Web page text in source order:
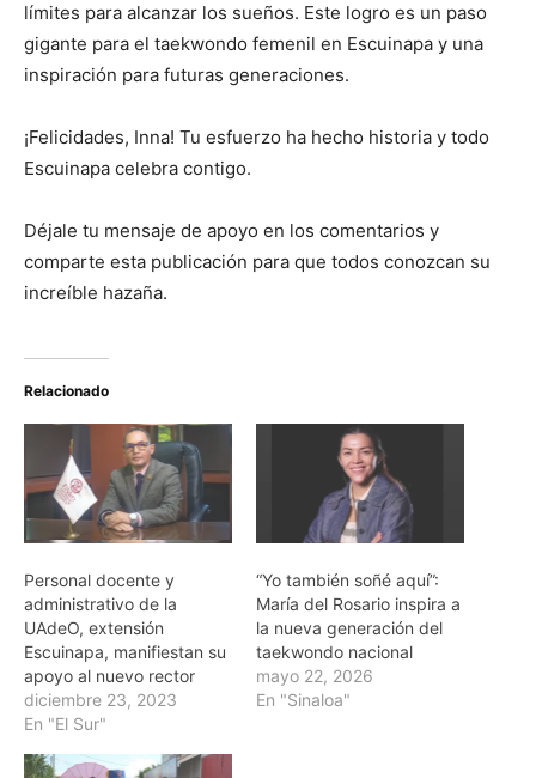
límites para alcanzar los sueños. Este logro es un paso
gigante para el taekwondo femenil en Escuinapa y una
inspiración para futuras generaciones.
¡Felicidades, Inna! Tu esfuerzo ha hecho historia y todo
Escuinapa celebra contigo.
Déjale tu mensaje de apoyo en los comentarios y
comparte esta publicación para que todos conozcan su
increíble hazaña.
Relacionado
Personal docente y
administrativo de la
UAdeO, extensión
Escuinapa, manifiestan su
apoyo al nuevo rector
diciembre 23, 2023
En "El Sur"
“Yo también soñé aquí”:
María del Rosario inspira a
la nueva generación del
taekwondo nacional
mayo 22, 2026
En "Sinaloa"